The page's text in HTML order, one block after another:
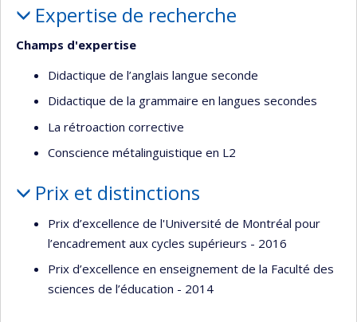
Expertise de recherche
Champs d'expertise
Didactique de l’anglais langue seconde
Didactique de la grammaire en langues secondes
La rétroaction corrective
Conscience métalinguistique en L2
Prix et distinctions
Prix d’excellence de l'Université de Montréal pour
l’encadrement aux cycles supérieurs - 2016
Prix d’excellence en enseignement de la Faculté des
sciences de l’éducation - 2014